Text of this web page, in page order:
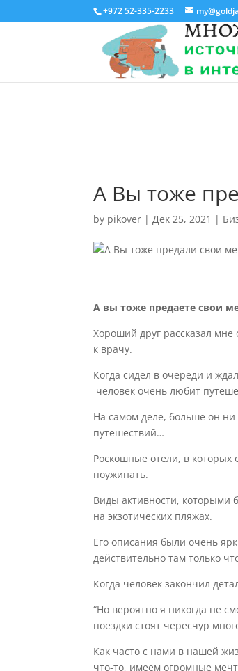
+972 52-335-2233
А Вы тоже
by pikover |Дек 25, 2021 |
А вы тоже предаете свои
Хороший друг рассказал
к врачу.
Когда сидел в очереди и
человек оченьлюбит
На самом деле, больше он
путешествий…
Роскошные отели, в которых
поужинать.
Виды активности, которыми
на экзотических пляжах.
Его описания были очень
действительно там только
Когда человек закончил
“Но вероятно я никогда не
поездки стоят чересчур
Как часто с нами в нашей
что-то, имеем огромные